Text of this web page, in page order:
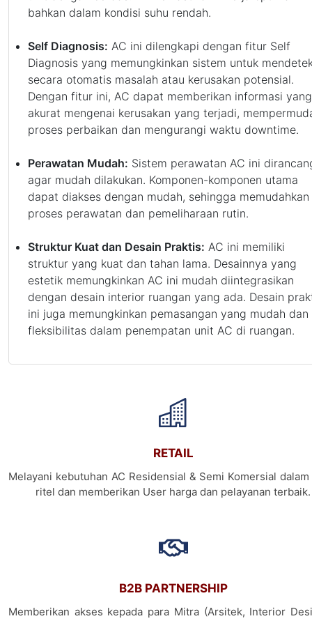
bahkan dalam kondisi suhu rendah.
Self Diagnosis: AC ini dilengkapi dengan fitur Self
Diagnosis yang memungkinkan sistem untuk
secara otomatis masalah atau kerusakan potensial.
Dengan fitur ini, AC dapat memberikan informasi yang
akurat mengenai kerusakan yang terjadi,
proses perbaikan dan mengurangi waktu downtime.
Perawatan Mudah: Sistem perawatan AC ini
agar mudah dilakukan. Komponen-komponen utama
dapat diakses dengan mudah, sehingga memudahkan
proses perawatan dan pemeliharaan rutin.
Struktur Kuat dan Desain Praktis: AC ini memiliki
struktur yang kuat dan tahan lama. Desainnya yang
estetik memungkinkan AC ini mudah diintegrasikan
dengan desain interior ruangan yang ada. Desain
ini juga memungkinkan pemasangan yang mudah dan
fleksibilitas dalam penempatan unit AC di ruangan.
RETAIL
Melayani kebutuhan AC Residensial & Semi Komersial dalam
ritel dan memberikan User harga dan pelayanan terbaik.
B2B PARTNERSHIP
Memberikan akses kepada para Mitra (Arsitek, Interior